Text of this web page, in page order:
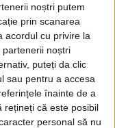
noștri putem
prin scanarea
acordul cu privire la
noștri
puteți da clic
sau pentru a accesa
înainte de a
rețineți că este posibil
personal să nu
DE CITIRE
invitați să ia parte
eveniment de
iubitorilor de
unul special:
multe țări din